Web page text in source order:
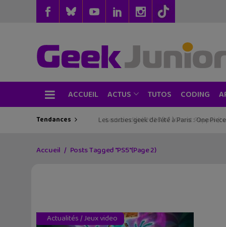
ACCUEIL ACTUS TUTOS CODING
Tendances Les sorties geek de l’été à Paris : One
Accueil Posts Tagged "PS5"(Page 2)
Actualités/Jeux video